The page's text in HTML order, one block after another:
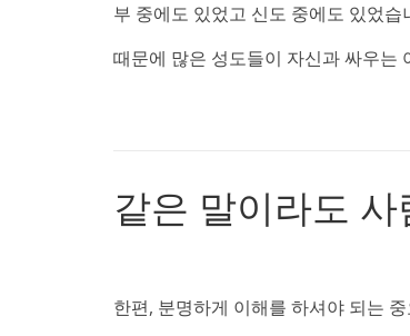
부 중에도 있었고 신도 중에도 있었습
때문에 많은 성도들이 자신과 싸우는
같은 말이라도
한편, 분명하게 이해를 하셔야 되는